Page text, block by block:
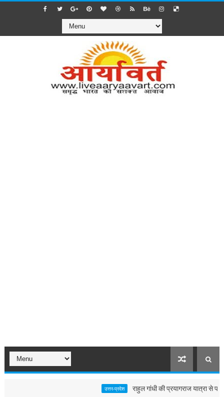
उत्तर-प्रदेश राहुल गांधी की प्रयागराज यात्रा से पहले